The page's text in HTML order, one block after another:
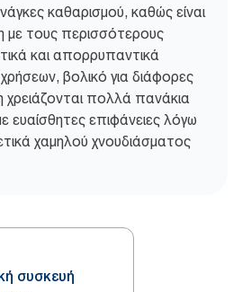
καθαρισμού, καθώς είναι
με τους περισσότερους
και απορρυπαντικά
βολικό για διάφορες
χρειάζονται πολλά πανάκια
ευαίσθητες επιφάνειες λόγω
χαμηλού χνουδιάσματος
συσκευή